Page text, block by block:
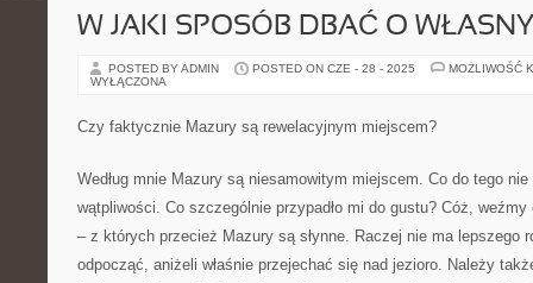
W JAKI SPOSÓB DBAĆ O
POSTED BY ADMIN POSTED ON CZE - 28 - 2025
MOŻLIWOŚĆ
WYŁĄCZONA
Czy faktycznie Mazury są rewelacyjnym miejscem?
Według mnie Mazury są niesamowitym miejscem. Co do tego
wątpliwości. Co szczególnie przypadło mi do gustu? Cóż,
– z których przecież Mazury są słynne. Raczej nie ma lepszego
odpocząć, aniżeli właśnie przejechać się nad jezioro. Należy